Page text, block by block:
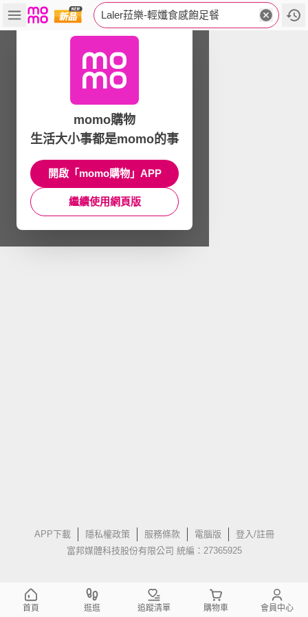
Laler菈樂-輕孅食感飽足餐
APP下載 隱私權政策 服務條款 電腦版
登入/註冊
富邦媒體科技股份有限公司 統編：27365925
momo購物
生活大小事都是momo的事
開啟「momo購物」APP
繼續使用網頁版
首頁 逛逛 追蹤清單 購物車 會員中心